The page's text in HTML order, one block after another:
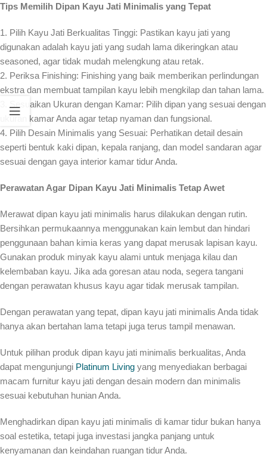
Tips Memilih Dipan Kayu Jati Minimalis yang Tepat
1. Pilih Kayu Jati Berkualitas Tinggi: Pastikan kayu jati yang
digunakan adalah kayu jati yang sudah lama dikeringkan atau
seasoned, agar tidak mudah melengkung atau retak.
2. Periksa Finishing: Finishing yang baik memberikan perlindungan
ekstra dan membuat tampilan kayu lebih mengkilap dan tahan lama.
3. Sesuaikan Ukuran dengan Kamar: Pilih dipan yang sesuai dengan
ukuran kamar Anda agar tetap nyaman dan fungsional.
4. Pilih Desain Minimalis yang Sesuai: Perhatikan detail desain
seperti bentuk kaki dipan, kepala ranjang, dan model sandaran agar
sesuai dengan gaya interior kamar tidur Anda.
Perawatan Agar Dipan Kayu Jati Minimalis Tetap Awet
Merawat dipan kayu jati minimalis harus dilakukan dengan rutin.
Bersihkan permukaannya menggunakan kain lembut dan hindari
penggunaan bahan kimia keras yang dapat merusak lapisan kayu.
Gunakan produk minyak kayu alami untuk menjaga kilau dan
kelembaban kayu. Jika ada goresan atau noda, segera tangani
dengan perawatan khusus kayu agar tidak merusak tampilan.
Dengan perawatan yang tepat, dipan kayu jati minimalis Anda tidak
hanya akan bertahan lama tetapi juga terus tampil menawan.
Untuk pilihan produk dipan kayu jati minimalis berkualitas, Anda
dapat mengunjungi Platinum Living yang menyediakan berbagai
macam furnitur kayu jati dengan desain modern dan minimalis
sesuai kebutuhan hunian Anda.
Menghadirkan dipan kayu jati minimalis di kamar tidur bukan hanya
soal estetika, tetapi juga investasi jangka panjang untuk
kenyamanan dan keindahan ruangan tidur Anda.